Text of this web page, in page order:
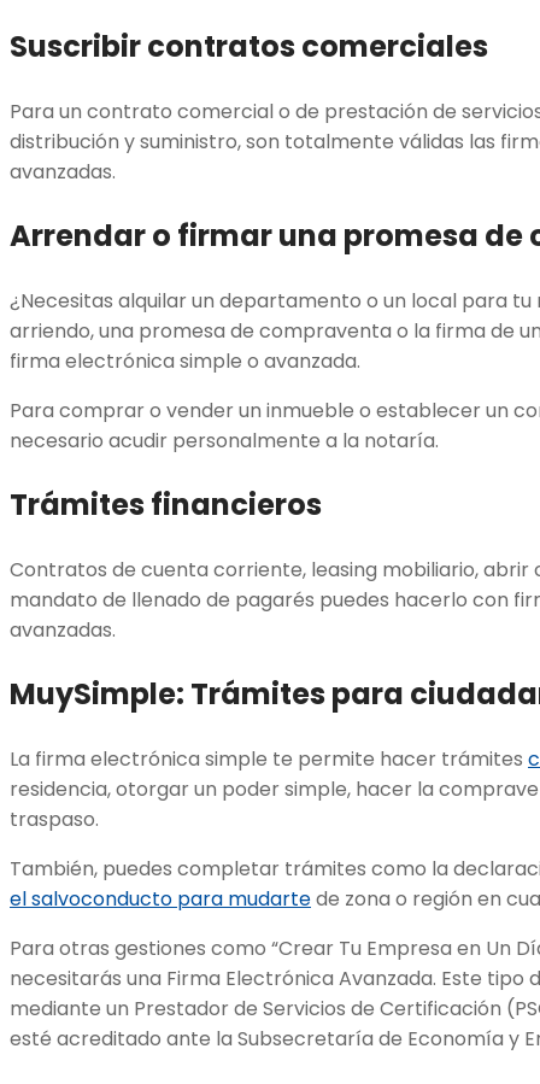
Suscribir contratos comerciales
Para un contrato comercial o de prestación de
distribución y suministro, son totalmente válidas las
avanzadas.
Arrendar o firmar una promesa de
¿Necesitas alquilar un departamento o un local para
arriendo, una promesa de compraventa o la firma de
firma electrónica simple o avanzada.
Para comprar o vender un inmueble o establecer un
necesario acudir personalmente a la notaría.
Trámites financieros
Contratos de cuenta corriente, leasing mobiliario, abrir
mandato de llenado de pagarés puedes hacerlo con
avanzadas.
MuySimple: Trámites para
La firma electrónica simple te permite hacer trámites
residencia, otorgar un poder simple, hacer la
traspaso.
También, puedes completar trámites como la
el salvoconducto para mudartede zona o región en
Para otras gestiones como “Crear Tu Empresa en Un
necesitarás una Firma Electrónica Avanzada. Este tipo
mediante un Prestador de Servicios de Certificación
esté acreditado ante la Subsecretaría de Economía y